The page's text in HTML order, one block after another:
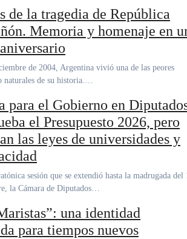
de la tragedia de República
Memoria y homenaje en
naturales de su historia.…
para el Gobierno en
el Presupuesto 2026, pero
las leyes de universidades y
la Cámara de Diputados…
una identidad
para tiempos nuevos